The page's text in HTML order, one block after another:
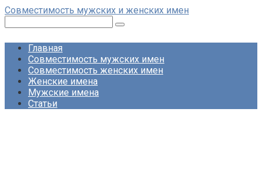
Перейти
контенту
Совместимость мужских и женских имен
Главная
Совместимость мужских имен
Совместимость женских имен
Женские имена
Мужские имена
Статьи